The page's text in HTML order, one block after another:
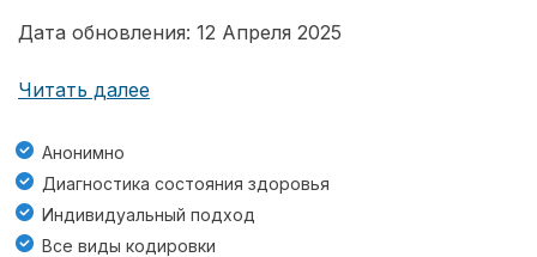
Дата обновления: 12 Апреля 2025
Читать далее
Анонимно
Диагностика состояния здоровья
Индивидуальный подход
Все виды кодировки